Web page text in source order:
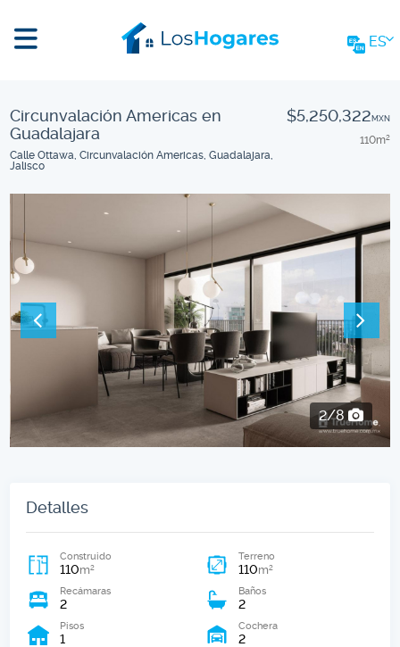
ES
Circunvalación Americas en
Guadalajara
Calle Ottawa, Circunvalación Americas, Guadalajara,
Jalisco
$5,250,322 MXN
110m2
2/8
Detalles
Construido
110m2
Terreno
110m2
Recámaras
2
Baños
2
Pisos
1
Cochera
2